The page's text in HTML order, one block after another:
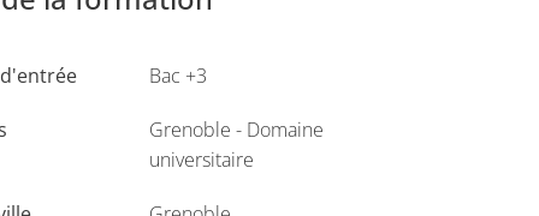
etm
aster Sciences du langage, parcours
Bac +3
Grenoble - Domaine
universitaire